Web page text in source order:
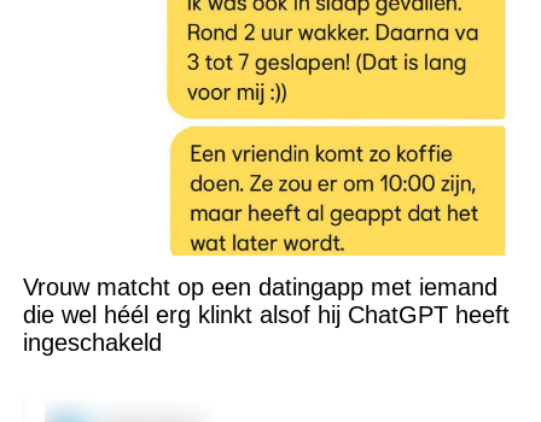
Vrouw matcht op een datingapp met iemand
die wel héél erg klinkt alsof hij ChatGPT heeft
ingeschakeld